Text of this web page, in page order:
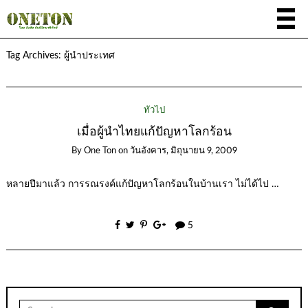
Tag Archives: ผู้นำประเทศ
ทั่วไป
เมื่อผู้นำไทยแก้ปัญหาโลกร้อน
By One Ton on วันอังคาร, มิถุนายน 9, 2009
หลายปีมาแล้ว การรณรงค์แก้ปัญหาโลกร้อนในบ้านเรา ไม่ได้ไป …
5
Search